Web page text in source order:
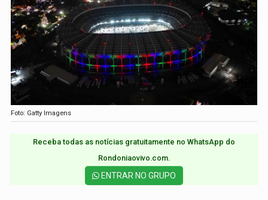
Foto: Gatty Imagens
Receba todas as notícias gratuitamente no WhatsApp do
Rondoniaovivo.com.​
ENTRAR NO GRUPO